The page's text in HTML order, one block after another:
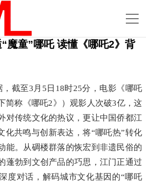
魔童”哪吒 读懂《哪吒2》背
截至3月5日18时25分，电影《哪吒
简称《哪吒2》）观影人次破3亿，这
对传统文化的热议，更让中国侨都江
化共鸣与创新表达，将“哪吒热”转化
能。从碉楼群落的恢宏到非遗民俗的
蓬勃到文创产品的巧思，江门正通过
度对话，解码城市文化基因的“哪吒